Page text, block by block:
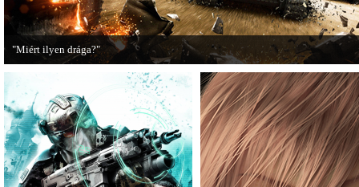
"Miért ilyen drága?"
A PC Guru utánajárt, miért kerülnek olyan sokba a AAA-kategóriás